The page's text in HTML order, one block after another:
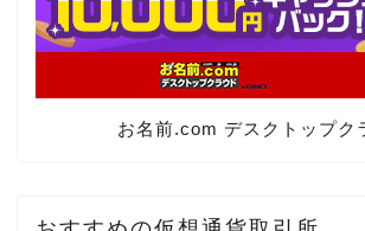
お名前.com デスクトップク